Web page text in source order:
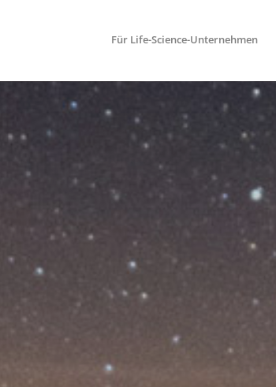
Für Life-Science-Unternehmen